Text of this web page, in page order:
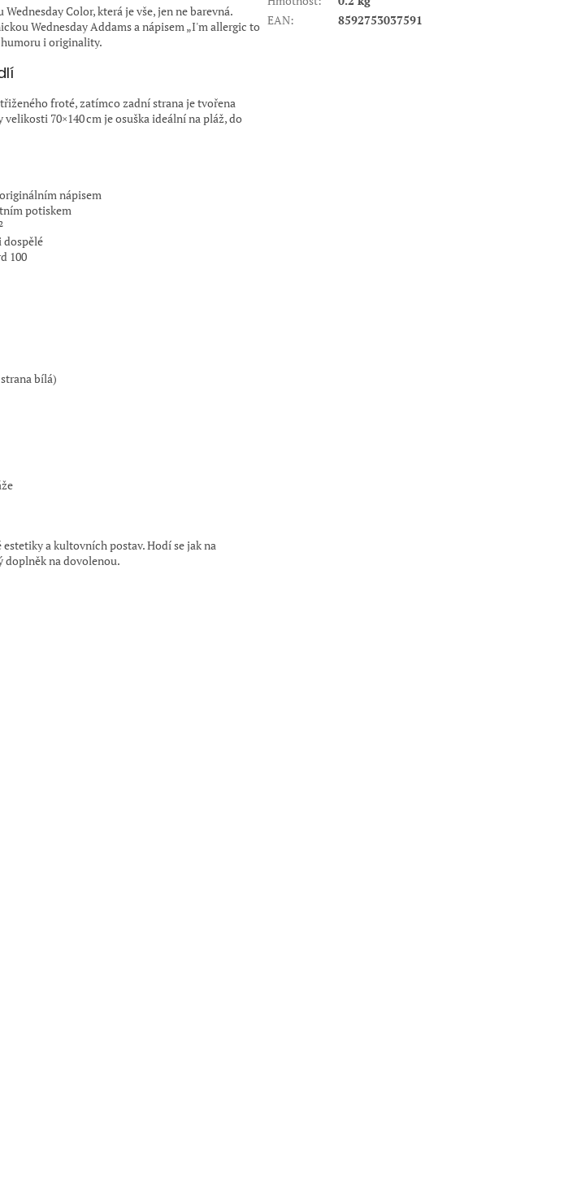
Color, která je vše, jen ne barevná.
Wednesday Addams a nápisem „I'm allergic to
i originality.
froté, zatímco zadní strana je tvořena
70×140 cm je osuška ideální na pláž, do
nápisem
potiskem
100
bílá)
a kultovních postav. Hodí se jak na
na dovolenou.
EAN: 8592753037591